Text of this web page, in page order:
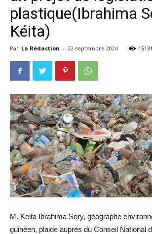
plastique(Ibrahima
Kéita)
Par La Rédaction - 22 septembre 2024
M. Keita Ibrahima Sory, géographe
guinéen, plaide auprès du Conseil National